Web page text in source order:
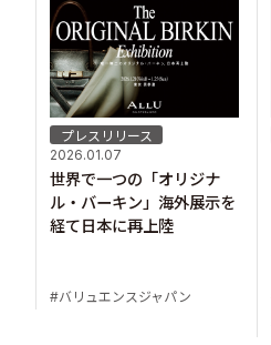
プレスリリース
2026.01.07
世界で一つの「オリジナ
ル・バーキン」海外展示を
経て日本に再上陸
バリュエンスジャパン